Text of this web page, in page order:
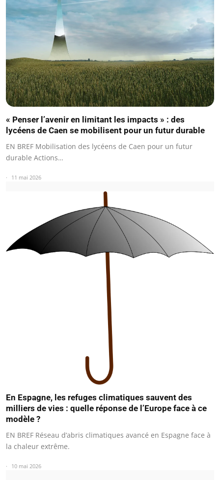
« Penser l’avenir en limitant les impacts » : des
lycéens de Caen se mobilisent pour un futur durable
EN BREF Mobilisation des lycéens de Caen pour un futur
durable Actions…
11 mai 2026
En Espagne, les refuges climatiques sauvent des
milliers de vies : quelle réponse de l’Europe face à ce
modèle ?
EN BREF Réseau d’abris climatiques avancé en Espagne face à
la chaleur extrême.
10 mai 2026